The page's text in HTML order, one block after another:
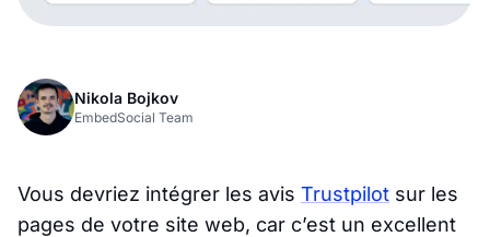
Nikola Bojkov
EmbedSocial Team
Vous devriez intégrer les avis Trustpilot sur les
pages de votre site web, car c’est un excellent